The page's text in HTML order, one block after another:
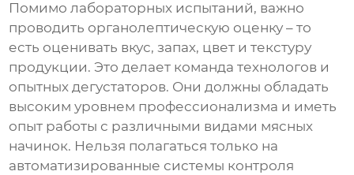
Помимо лабораторных испытаний, важно
проводить органолептическую оценку – то
есть оценивать вкус, запах, цвет и текстуру
продукции. Это делает команда технологов и
опытных дегустаторов. Они должны обладать
высоким уровнем профессионализма и иметь
опыт работы с различными видами мясных
начинок. Нельзя полагаться только на
автоматизированные системы контроля